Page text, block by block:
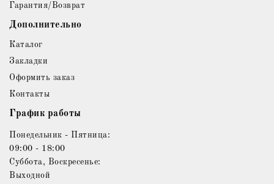
Гарантия/Возврат
Дополнительно
Каталог
Закладки
Оформить заказ
Контакты
График работы
Понедельник - Пятница:
09:00 - 18:00
Суббота, Воскресенье:
Выходной